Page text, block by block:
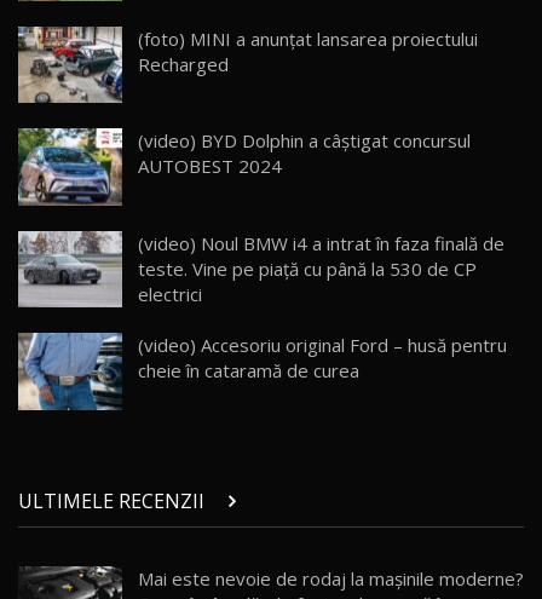
23
Lynk & Co 01 / Test Drive AutoBlog.MD
25:19
24
ZEEKR 009: Cel mai Performant și Confortabil
Van Electric Testat în Moldova / AutoBlog.MD
26:38
25
mai Exclusiv și Puternic Defender Testat în
Moldova
32:21
26
AutoBlog.MD
10:57
28
Noul Geely Monjaro 2025! Mai ieftin și mai
dotat / Test Drive AutoBlog.MD
(foto) MINI a anunţat lansarea proiectului
Recharged
(video) BYD Dolphin a câștigat concursul
AUTOBEST 2024
(video) Noul BMW i4 a intrat în faza finală de
teste. Vine pe piaţă cu până la 530 de CP
electrici
(video) Accesoriu original Ford – husă pentru
cheie în cataramă de curea
ULTIMELE RECENZII
Mai este nevoie de rodaj la mașinile moderne?